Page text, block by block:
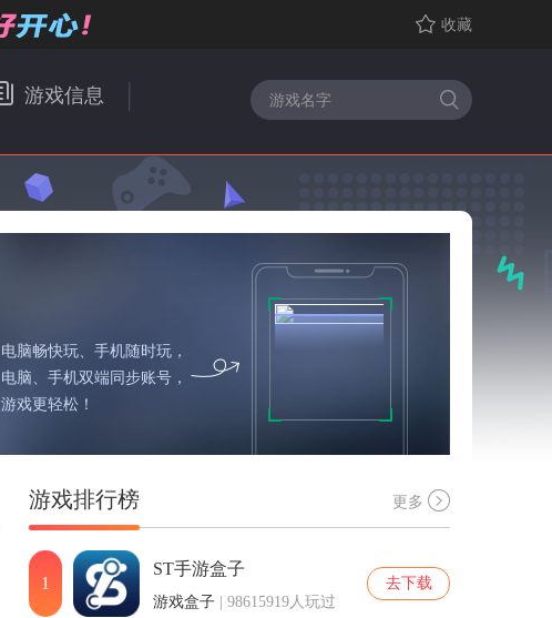
收藏
游戏信息
电脑畅快玩、手机随时玩，
电脑、手机双端同步账号，
游戏更轻松！
游戏排行榜 更多
1
ST手游盒子
游戏盒子 | 98615919人玩过
去下载